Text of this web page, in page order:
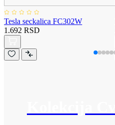
Tesla seckalica FC302W
1.692 RSD